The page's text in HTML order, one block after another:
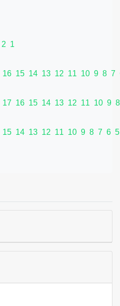
2 1
16 15 14 13 12 11 10 9 8 7
17 16 15 14 13 12 11 10 9 8
15 14 13 12 11 10 9 8 7 6 5